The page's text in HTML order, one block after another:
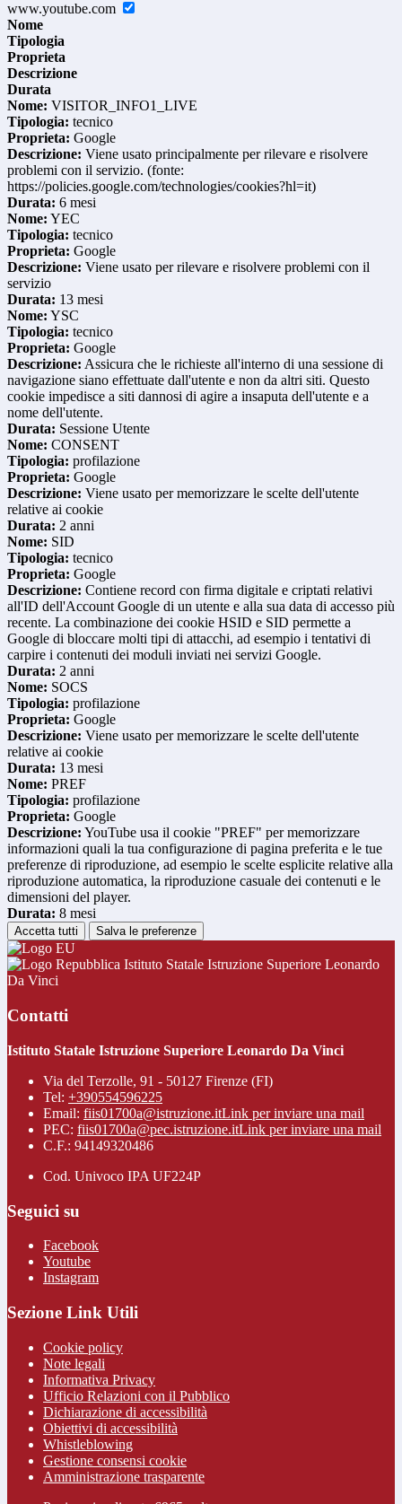
www.youtube.com
Nome
Tipologia
Proprieta
Descrizione
Durata
Nome: VISITOR_INFO1_LIVE
Tipologia: tecnico
Proprieta: Google
Descrizione: Viene usato principalmente per rilevare e risolvere
problemi con il servizio. (fonte:
https://policies.google.com/technologies/cookies?hl=it)
Durata: 6 mesi
Nome: YEC
Tipologia: tecnico
Proprieta: Google
Descrizione: Viene usato per rilevare e risolvere problemi con il
servizio
Durata: 13 mesi
Nome: YSC
Tipologia: tecnico
Proprieta: Google
Descrizione: Assicura che le richieste all'interno di una sessione di
navigazione siano effettuate dall'utente e non da altri siti. Questo
cookie impedisce a siti dannosi di agire a insaputa dell'utente e a
nome dell'utente.
Durata: Sessione Utente
Nome: CONSENT
Tipologia: profilazione
Proprieta: Google
Descrizione: Viene usato per memorizzare le scelte dell'utente
relative ai cookie
Durata: 2 anni
Nome: SID
Tipologia: tecnico
Proprieta: Google
Descrizione: Contiene record con firma digitale e criptati relativi
all'ID dell'Account Google di un utente e alla sua data di accesso più
recente. La combinazione dei cookie HSID e SID permette a
Google di bloccare molti tipi di attacchi, ad esempio i tentativi di
carpire i contenuti dei moduli inviati nei servizi Google.
Durata: 2 anni
Nome: SOCS
Tipologia: profilazione
Proprieta: Google
Descrizione: Viene usato per memorizzare le scelte dell'utente
relative ai cookie
Durata: 13 mesi
Nome: PREF
Tipologia: profilazione
Proprieta: Google
Descrizione: YouTube usa il cookie "PREF" per memorizzare
informazioni quali la tua configurazione di pagina preferita e le tue
preferenze di riproduzione, ad esempio le scelte esplicite relative alla
riproduzione automatica, la riproduzione casuale dei contenuti e le
dimensioni del player.
Durata: 8 mesi
Accetta tutti Salva le preferenze
Istituto Statale Istruzione Superiore Leonardo
Da Vinci
Contatti
Istituto Statale Istruzione Superiore Leonardo Da Vinci
Via del Terzolle, 91 - 50127 Firenze (FI)
Tel: +390554596225
Email: fiis01700a@istruzione.itLink per inviare una mail
PEC: fiis01700a@pec.istruzione.itLink per inviare una mail
C.F.: 94149320486
Cod. Univoco IPA UF224P
Seguici su
Facebook
Youtube
Instagram
Sezione Link Utili
Cookie policy
Note legali
Informativa Privacy
Ufficio Relazioni con il Pubblico
Dichiarazione di accessibilità
Obiettivi di accessibilità
Whistleblowing
Gestione consensi cookie
Amministrazione trasparente